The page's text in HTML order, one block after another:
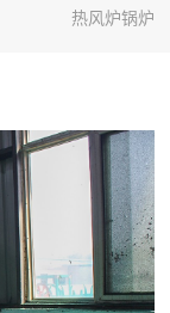
热风炉锅炉